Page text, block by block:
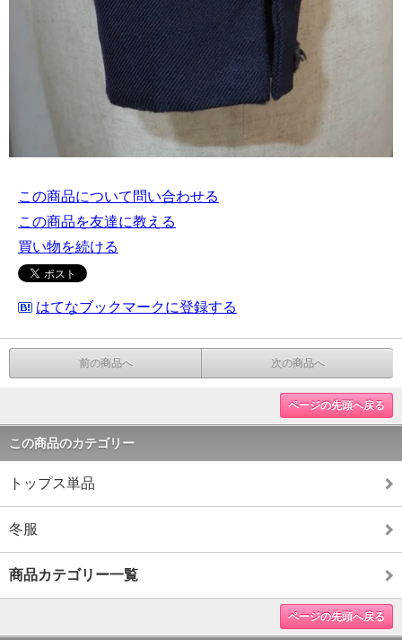
この商品について問い合わせる
この商品を友達に教える
買い物を続ける
はてなブックマークに登録する
前の商品へ 次の商品へ
ページの先頭へ戻る
この商品のカテゴリー
トップス単品
冬服
商品カテゴリー一覧
ページの先頭へ戻る